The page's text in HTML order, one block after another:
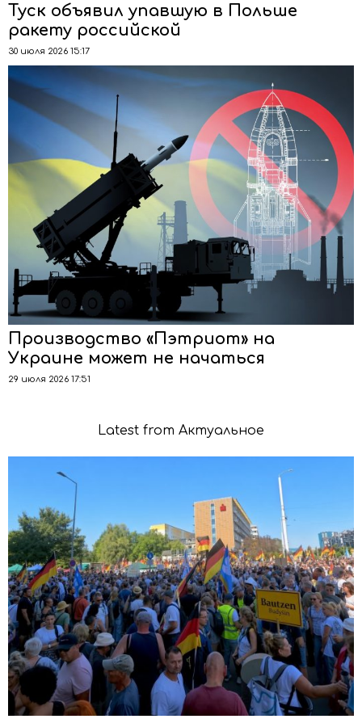
Туск объявил упавшую в Польше
ракету российской
30 июля 2026 15:17
Производство «Пэтриот» на
Украине может не начаться
29 июля 2026 17:51
Latest from Актуальное